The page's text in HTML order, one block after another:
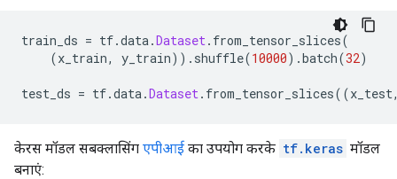
train_ds = tf.data.Dataset. from_tensor_slices(
(x_train, y_train)). shuffle(10000).batch(32)
test_ds = tf.data.Dataset. from_tensor_slices((x_test
केरस मॉडल सबक्लासिंग एपीआई का उपयोग करके tf.keras मॉडल
बनाएं: